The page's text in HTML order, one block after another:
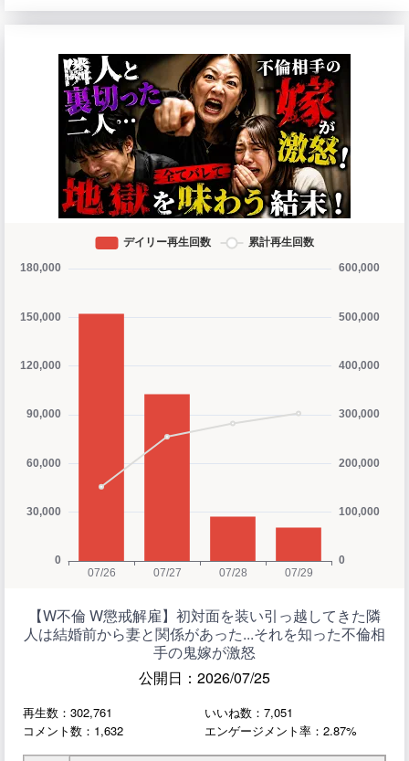
【W不倫 W懲戒解雇】初対面を装い引っ越してきた隣
人は結婚前から妻と関係があった...それを知った不倫相
手の鬼嫁が激怒
公開日：2026/07/25
再生数：302,761
いいね数：7,051
コメント数：1,632
エンゲージメント率：2.87%